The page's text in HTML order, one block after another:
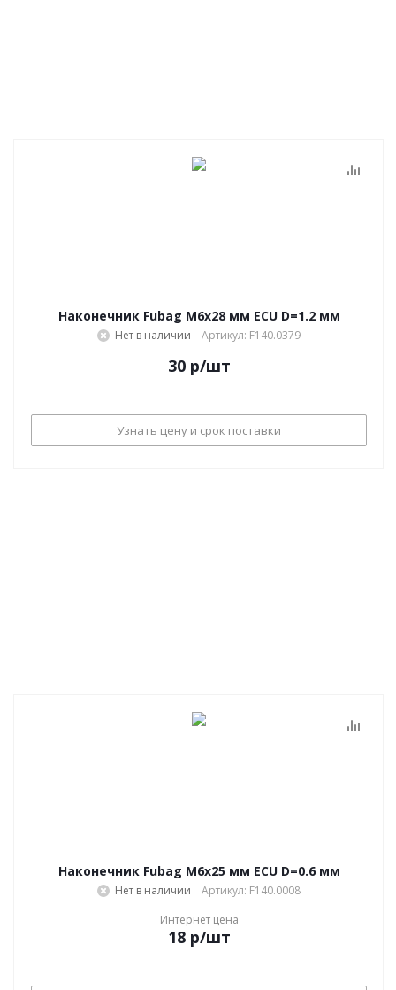
Наконечник Fubag M6х28 мм ECU D=1.2 мм
Нет в наличии Артикул: F140.0379
30р/шт
Узнать цену и срок поставки
Наконечник Fubag M6х25 мм ECU D=0.6 мм
Нет в наличии
Артикул: F140.0008
Интернет цена
18р/шт